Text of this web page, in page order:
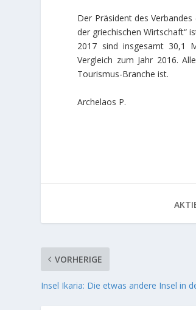
Der Präsident des
der griechischen Wirtschaft“
2017 sind insgesamt 30,1
Vergleich zum Jahr 2016.
Tourismus-Branche ist.
Archelaos P.
VORHERIGE
Insel Ikaria: Die etwas andere Insel in